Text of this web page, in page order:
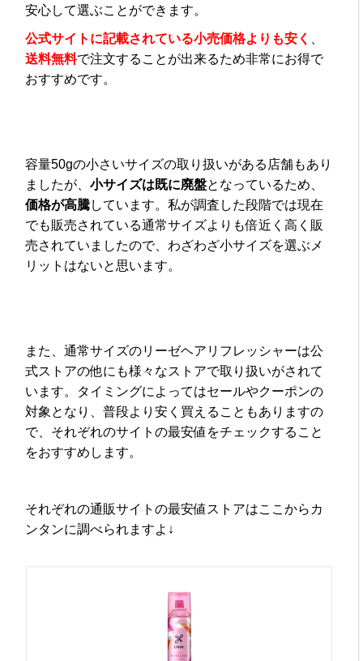
安心して選ぶことができます。
公式サイトに記載されている小売価格よりも安く
送料無料で注文することが出来るため非常にお得で
おすすめです。
容量50gの小さいサイズの取り扱いがある店舗もあり
ましたが、小サイズは既に廃盤となっているため、
価格が高騰しています。私が調査した段階では現在
でも販売されている通常サイズよりも倍近く高く販
売されていましたので、わざわざ小サイズを選ぶメ
リットはないと思います。
また、通常サイズのリーゼヘアリフレッシャーは公
式ストアの他にも様々なストアで取り扱いがされて
います。タイミングによってはセールやクーポンの
対象となり、普段より安く買えることもありますの
で、それぞれのサイトの最安値をチェックすること
をおすすめします。
それぞれの通販サイトの最安値ストアはここからカ
ンタンに調べられますよ↓